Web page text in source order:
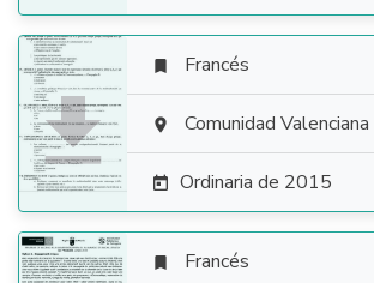

 Francés
 Comunidad Valenciana
 Ordinaria de 2015
 Francés